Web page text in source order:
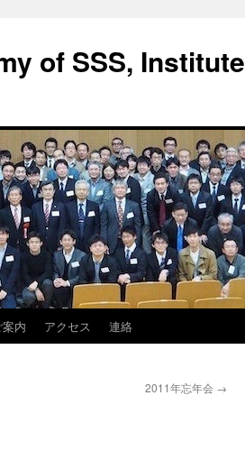
of SSS, Institute
案内 アクセス 連絡
2011年忘年会 →